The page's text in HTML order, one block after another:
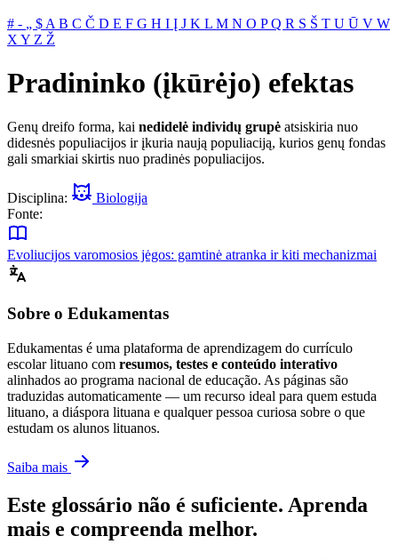
# ‐ „ $ A B C Č D E F G H I Į J K L M N O PQ R S Š T U Ū V W
X Y Z Ž
Pradininko (įkūrėjo) efektas
Genų dreifo forma, kai nedidelė individų grupė atsiskiria nuo
didesnės populiacijos ir įkuria naują populiaciją, kurios genų fondas
gali smarkiai skirtis nuo pradinės populiacijos.
Disciplina:
Biologija
Fonte:
Evoliucijos varomosios jėgos: gamtinė atranka ir kiti mechanizmai
Sobre o Edukamentas
Edukamentas é uma plataforma de aprendizagem do currículo
escolar lituano com resumos, testes e conteúdo interativo
alinhados ao programa nacional de educação. As páginas são
traduzidas automaticamente — um recurso ideal para quem estuda
lituano, a diáspora lituana e qualquer pessoa curiosa sobre o que
estudam os alunos lituanos.
Saiba mais
Este glossário não é suficiente. Aprenda
mais e compreenda melhor.